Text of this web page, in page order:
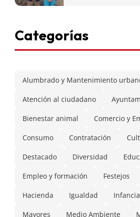
Categorías
Alumbrado y Mantenimiento
Atención al ciudadano
Bienestar animal Comercio y
Consumo Contratación
Destacado Diversidad
Empleo y formación Festejos
Hacienda Igualdad
Mayores Medio Ambiente